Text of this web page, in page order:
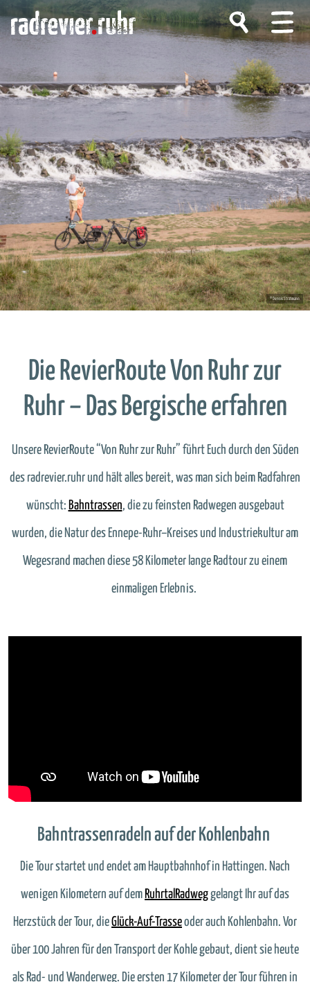
Die RevierRoute Von Ruhr zur
Ruhr – Das Bergische erfahren
Unsere RevierRoute“Von Ruhr zur Ruhr” führt Euch durch den Süden
des radrevier.ruhr und hält alles bereit, was man sich beim Radfahren
wünscht: Bahntrassen, die zu feinsten Radwegen ausgebaut
wurden, die Natur des Ennepe-Ruhr–Kreises und Industriekultur am
Wegesrand machen diese 58 Kilometer lange Radtour zu einem
einmaligen Erlebnis.
Bahntrassenradeln auf der Kohlenbahn
Die Tour startet und endet am Hauptbahnhof in Hattingen. Nach
wenigen Kilometern auf dem RuhrtalRadweggelangt Ihr auf das
Herzstück der Tour, dieGlück-Auf-Trasseoder auch Kohlenbahn. Vor
über 100 Jahren für den Transport der Kohle gebaut, dient sie heute
als Rad- und Wanderweg. Die ersten 17 Kilometer der Tour führen in